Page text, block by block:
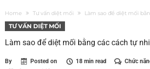
Home Tư vấn diệt mối Làm sao để diệt mối
TƯ VẤN DIỆT MỐI
Làm sao để diệt mối bằng các cách tự
By Posted on 18 min read Chức